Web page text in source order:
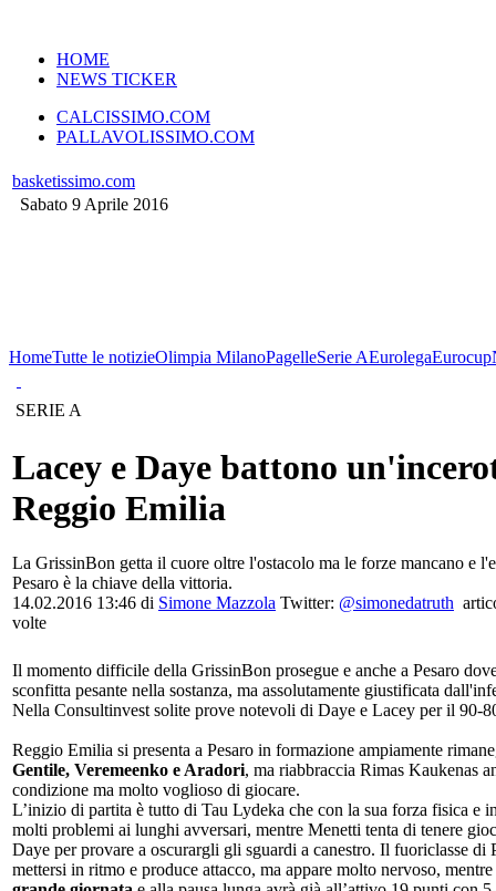
HOME
NEWS TICKER
CALCISSIMO.COM
PALLAVOLISSIMO.COM
basketissimo.com
Sabato 9 Aprile 2016
HomeTutte le notizieOlimpia MilanoPagelleSerie AEurolegaEurocup
SERIE A
Lacey e Daye battono
Reggio Emilia
La GrissinBon getta il cuore oltre l'ostacolo ma le forze mancano e
Pesaro è la chiave della vittoria.
14.02.2016 13:46 di Simone Mazzola Twitter: @simonedatruth
volte
Il momento difficile della GrissinBon prosegue e anche a Pesaro
sconfitta pesante nella sostanza, ma assolutamente giustificata
Nella Consultinvest solite prove notevoli di Daye e Lacey per il 90-
Reggio Emilia si presenta a Pesaro in formazione ampiamente
Gentile, Veremeenko e Aradori, ma riabbraccia Rimas Kaukenas
condizione ma molto voglioso di giocare.
L’inizio di partita è tutto di Tau Lydeka che con la sua forza fisica e
molti problemi ai lunghi avversari, mentre Menetti tenta di tenere
Daye per provare a oscurargli gli sguardi a canestro. Il fuoriclasse di
mettersi in ritmo e produce attacco, ma appare molto nervoso, mentre